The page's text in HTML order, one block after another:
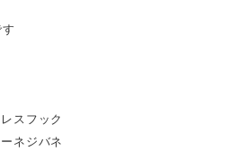
スフック
ネジバネ